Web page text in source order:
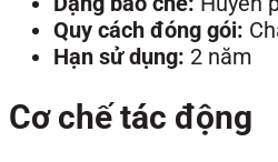
Quy cách đóng gói:
Hạn sử dụng: 2 năm
Cơ chế tác động